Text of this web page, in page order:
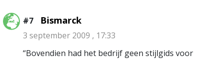
#7 Bismarck
3 september 2009 , 17:33
“Bovendien had het bedrijf geen stijlgids voor